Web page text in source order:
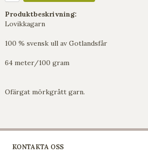
Produktbeskrivning:
Lovikkagarn
100 % svensk ull av Gotlandsfår
64 meter/100 gram
Ofärgat mörkgrått garn.
KONTAKTA OSS